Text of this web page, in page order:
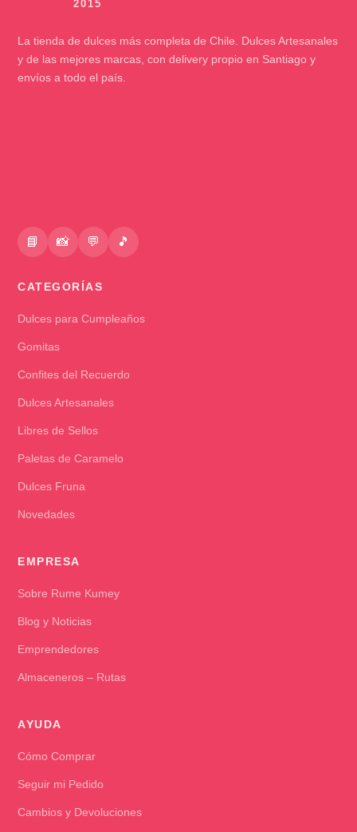
La tienda de dulces más completa de Chile. Dulces Artesanales
y de las mejores marcas, con delivery propio en Santiago y
envíos a todo el país.
📘 📸 💬 🎵
CATEGORÍAS
Dulces para Cumpleaños
Gomitas
Confites del Recuerdo
Dulces Artesanales
Libres de Sellos
Paletas de Caramelo
Dulces Fruna
Novedades
EMPRESA
Sobre Rume Kumey
Blog y Noticias
Emprendedores
Almaceneros – Rutas
AYUDA
Cómo Comprar
Seguir mi Pedido
Cambios y Devoluciones